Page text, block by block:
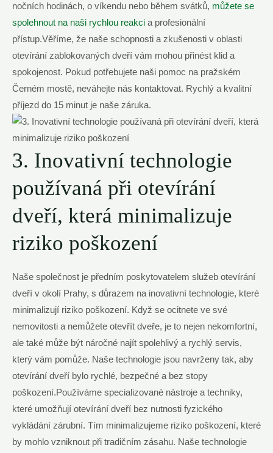
nočních hodinách, o víkendu nebo během svátků, můžete se
spolehnout na naši rychlou reakci a profesionální
přístup.Věříme, že naše schopnosti a zkušenosti v oblasti
otevírání zablokovaných dveří vám mohou přinést klid a
spokojenost. Pokud potřebujete naši pomoc na pražském
Černém mostě, neváhejte nás kontaktovat. Rychlý a kvalitní
příjezd do 15 minut je naše záruka.
3. Inovativní technologie
používaná při otevírání
dveří, která minimalizuje
riziko poškození
Naše společnost je předním poskytovatelem služeb otevírání
dveří v okolí Prahy, s důrazem na inovativní technologie, které
minimalizují riziko poškození. Když se ocitnete ve své
nemovitosti a nemůžete otevřít dveře, je to nejen nekomfortní,
ale také může být náročné najít spolehlivý a rychlý servis,
který vám pomůže. Naše technologie jsou navrženy tak, aby
otevírání dveří bylo rychlé, bezpečné a bez stopy
poškození.Používáme specializované nástroje a techniky,
které umožňují otevírání dveří bez nutnosti fyzického
vykládání zárubní. Tím minimalizujeme riziko poškození, které
by mohlo vzniknout při tradičním zásahu. Naše technologie